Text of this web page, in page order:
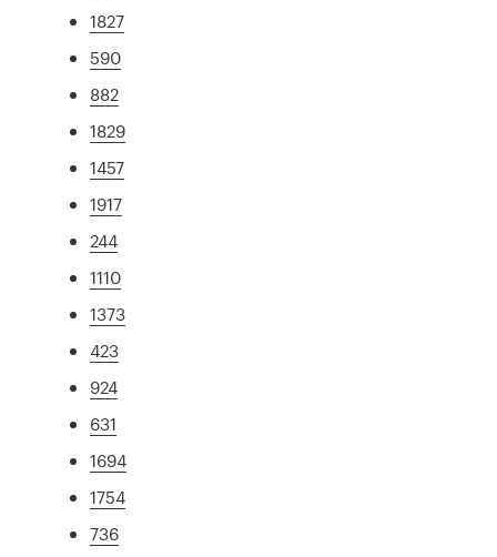
1827
590
882
1829
1457
1917
244
1110
1373
423
924
631
1694
1754
736